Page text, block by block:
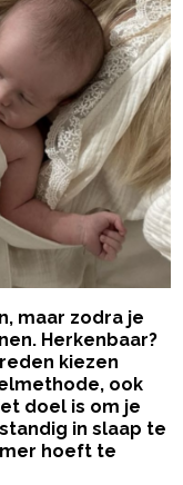
maar zodra je
Herkenbaar?
kiezen
ook
doel is om je
in slaap te
hoeft te